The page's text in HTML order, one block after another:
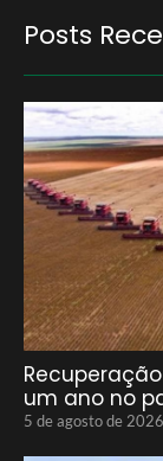
Posts
um ano no
5 de agosto de 2026